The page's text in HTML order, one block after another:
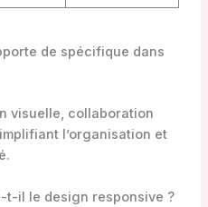
de spécifique dans
visuelle, collaboration
l’organisation et
t-il le design responsive ?